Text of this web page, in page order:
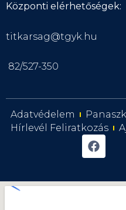
Központi elérhetőségek:
titkarsag@tgyk.hu
82/527-350
Adatvédelem
Hírlevél Feliratkozás